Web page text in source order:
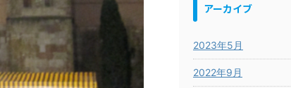
アーカイブ
2023年5月
2022年9月